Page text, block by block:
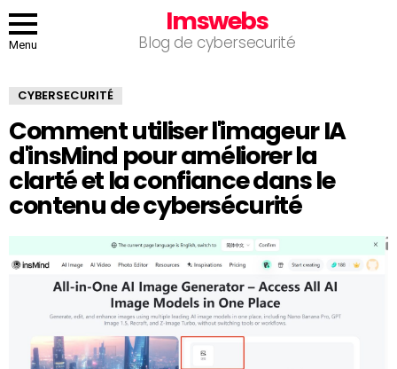
Menu
Imswebs
Blog de cybersecurité
CYBERSECURITÉ
Comment utiliser l'imageur IA
d'insMind pour améliorer la
clarté et la confiance dans le
contenu de cybersécurité